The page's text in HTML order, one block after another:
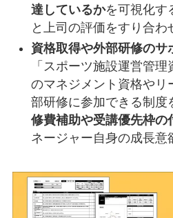
達しているかを可視化す
と上司の評価をすり合わ
資格取得や外部研修のサ
「スポーツ施設運営管
のマネジメント資格やリ
部研修に参加できる制度
修費補助や受講優先枠の
ネージャー自身の成長意